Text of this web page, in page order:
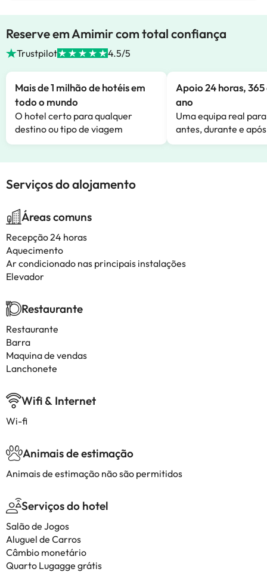
Reserve em Amimir com total confiança
Trustpilot 4.5/5
Mais de 1 milhão de hotéis em
todo o mundo
O hotel certo para qualquer
destino ou tipo de viagem
Apoio 24 horas,
ano
Uma equipa real
antes, durante e
Serviços do alojamento
Áreas comuns
Recepção 24 horas
Aquecimento
Ar condicionado nas principais instalações
Elevador
Restaurante
Restaurante
Barra
Maquina de vendas
Lanchonete
Wifi & Internet
Wi-fi
Animais de estimação
Animais de estimação não são permitidos
Serviços do hotel
Salão de Jogos
Aluguel de Carros
Câmbio monetário
Quarto Lugagge grátis